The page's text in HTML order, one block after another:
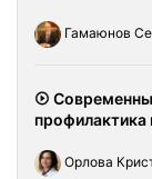
Гамаюнов
профилактика
Орлова